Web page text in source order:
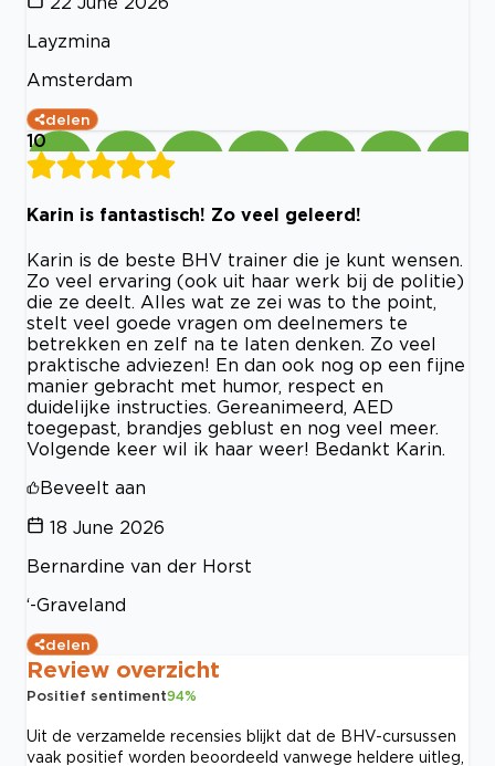
Layzmina
Amsterdam
delen
10
Karin is fantastisch! Zo veel geleerd!
Karin is de beste BHV trainer die je kunt wensen.
Zo veel ervaring (ook uit haar werk bij de politie)
die ze deelt. Alles wat ze zei was to the point,
stelt veel goede vragen om deelnemers te
betrekken en zelf na te laten denken. Zo veel
praktische adviezen! En dan ook nog op een fijne
manier gebracht met humor, respect en
duidelijke instructies. Gereanimeerd, AED
toegepast, brandjes geblust en nog veel meer.
Volgende keer wil ik haar weer! Bedankt Karin.
Beveelt aan
18 June 2026
Bernardine van der Horst
‘-Graveland
delen
Review overzicht
Positief sentiment94%
Uit de verzamelde recensies blijkt dat de BHV-cursussen
vaak positief worden beoordeeld vanwege heldere uitleg,